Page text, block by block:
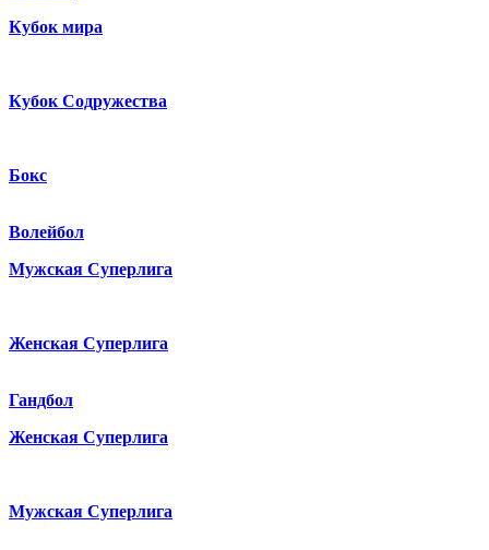
Кубок мира
Кубок Содружества
Бокс
Волейбол
Мужская Суперлига
Женская Суперлига
Гандбол
Женская Суперлига
Мужская Суперлига